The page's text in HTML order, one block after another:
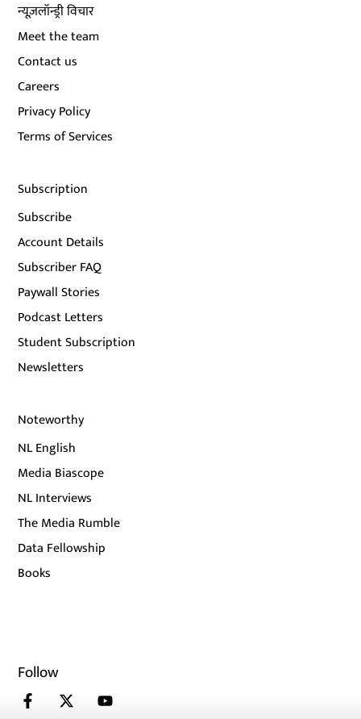
न्यूज़लॉन्ड्री विचार
Meet the team
Contact us
Careers
Privacy Policy
Terms of Services
Subscription
Subscribe
Account Details
Subscriber FAQ
Paywall Stories
Podcast Letters
Student Subscription
Newsletters
Noteworthy
NL English
Media Biascope
NL Interviews
The Media Rumble
Data Fellowship
Books
Follow